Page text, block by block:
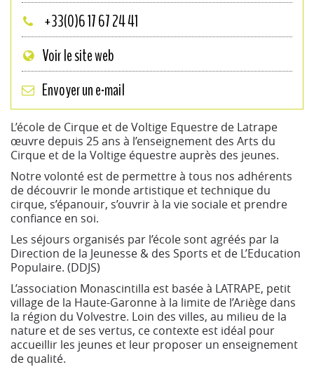
+33(0)6 17 67 24 41
Voir le site web
Envoyer un e-mail
L’école de Cirque et de Voltige Equestre de Latrape
œuvre depuis 25 ans à l’enseignement des Arts du
Cirque et de la Voltige équestre auprès des jeunes.
Notre volonté est de permettre à tous nos adhérents
de découvrir le monde artistique et technique du
cirque, s’épanouir, s’ouvrir à la vie sociale et prendre
confiance en soi.
Les séjours organisés par l’école sont agréés par la
Direction de la Jeunesse & des Sports et de L’Education
Populaire. (DDJS)
L’association Monascintilla est basée à LATRAPE, petit
village de la Haute-Garonne à la limite de l’Ariège dans
la région du Volvestre. Loin des villes, au milieu de la
nature et de ses vertus, ce contexte est idéal pour
accueillir les jeunes et leur proposer un enseignement
de qualité.